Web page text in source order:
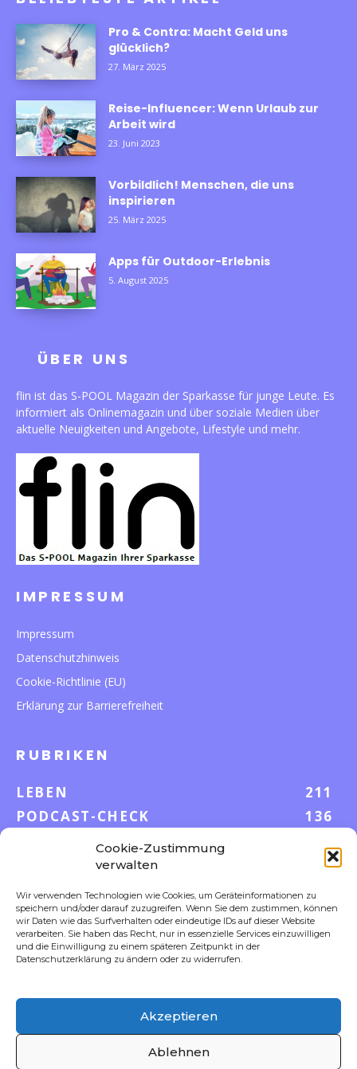
Cookie-Zustimmung
verwalten
Wir verwenden Technologien wie Cookies, um Geräteinformationen zu
speichern und/oder darauf zuzugreifen. Wenn Sie dem zustimmen, können
wir Daten wie das Surfverhalten oder eindeutige IDs auf dieser Website
verarbeiten. Sie haben das Recht, nur in essenzielle Services einzuwilligen
und die Einwilligung zu einem späteren Zeitpunkt in der
Datenschutzerklärung zu ändern oder zu widerrufen.
Akzeptieren
Ablehnen
Pro & Contra: Macht Geld uns
glücklich?
27. März 2025
Reise-Influencer: Wenn Urlaub zur
Arbeit wird
23. Juni 2023
Vorbildlich! Menschen, die uns
inspirieren
25. März 2025
Apps für Outdoor-Erlebnis
5. August 2025
ÜBER UNS
flin ist das S-POOL Magazin der Sparkasse für junge Leute. Es
informiert als Onlinemagazin und über soziale Medien über
aktuelle Neuigkeiten und Angebote, Lifestyle und mehr.
IMPRESSUM
Impressum
Datenschutzhinweis
Cookie-Richtlinie (EU)
Erklärung zur Barrierefreiheit
RUBRIKEN
LEBEN
211
PODCAST-CHECK
136
GELD & KARRIERE
42
AUF UND DAVON
S-POOL VORTEILE
35
DIGITALE WELT
23
FOKUS